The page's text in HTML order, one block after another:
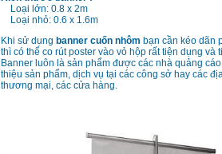
Loại lớn: 0.8 x 2m
Loại nhỏ: 0.6 x 1.6m
Khi sử dụng banner cuốn nhôm bạn cần kéo dãn
thì có thể co rút poster vào vỏ hộp rất tiện dụng
Banner luôn là sản phẩm được các nhà quảng
thiệu sản phẩm, dịch vụ tại các công sở hay các
thương mại, các cửa hàng.